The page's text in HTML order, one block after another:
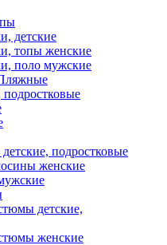
детские
топы женские
поло мужские
подростковые
женские
детские,
женские